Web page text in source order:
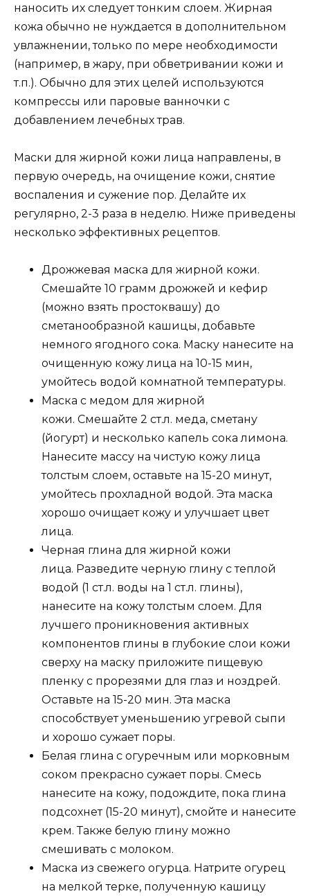
наносить их следует тонким слоем. Жирная
кожа обычно не нуждается в дополнительном
увлажнении, только по мере необходимости
(например, в жару, при обветривании кожи и
т.п.). Обычно для этих целей используются
компрессы или паровые ванночки с
добавлением лечебных трав.
Маски для жирной кожи лица направлены, в
первую очередь, на очищение кожи, снятие
воспаления и сужение пор. Делайте их
регулярно, 2-3 раза в неделю. Ниже приведены
несколько эффективных рецептов.
Дрожжевая маска для жирной кожи.
Смешайте 10 грамм дрожжей и кефир
(можно взять простоквашу) до
сметанообразной кашицы, добавьте
немного ягодного сока. Маску нанесите на
очищенную кожу лица на 10-15 мин,
умойтесь водой комнатной температуры.
Маска с медом для жирной
кожи. Смешайте 2 ст.л. меда, сметану
(йогурт) и несколько капель сока лимона.
Нанесите массу на чистую кожу лица
толстым слоем, оставьте на 15-20 минут,
умойтесь прохладной водой. Эта маска
хорошо очищает кожу и улучшает цвет
лица.
Черная глина для жирной кожи
лица. Разведите черную глину с теплой
водой (1 ст.л. воды на 1 ст.л. глины),
нанесите на кожу толстым слоем. Для
лучшего проникновения активных
компонентов глины в глубокие слои кожи
сверху на маску приложите пищевую
пленку с прорезями для глаз и ноздрей.
Оставьте на 15-20 мин. Эта маска
способствует уменьшению угревой сыпи
и хорошо сужает поры.
Белая глина с огуречным или морковным
соком прекрасно сужает поры. Смесь
нанесите на кожу, подождите, пока глина
подсохнет (15-20 минут), смойте и нанесите
крем. Также белую глину можно
смешивать с молоком.
Маска из свежего огурца. Натрите огурец
на мелкой терке, полученную кашицу